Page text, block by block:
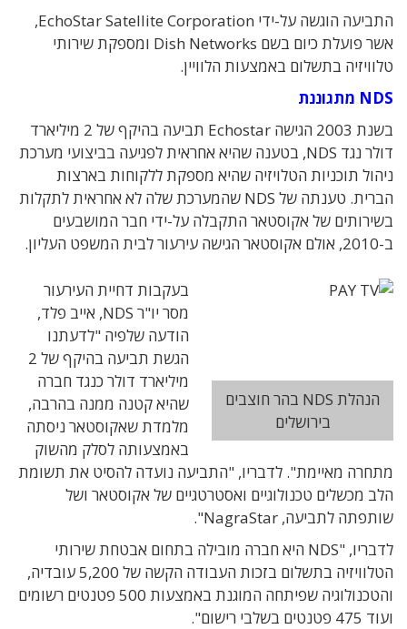
התביעה הוגשה על-ידי EchoStar Satellite Corporation,
אשר פועלת כיום בשם Dish Networks ומספקת שירותי
טלוויזיה בתשלום באמצעות הלוויין.
NDS מתגוננת
בשנת 2003 הגישה Echostar תביעה בהיקף של 2 מיליארד
דולר נגד NDS, בטענה שהיא אחראית לפגיעה בביצועי מערכת
ניהול תוכניות הטלויזיה שהיא מספקת ללקוחות בארצות
הברית. טענתה של NDS שהמערכת שלה לא אחראית לתקלות
בשירותים של אקוסטאר התקבלה על-ידי חבר המושבעים
ב-2010, אולם אקוסטאר הגישה עירעור לבית המשפט העליון.
הנהלת NDS בהר חוצבים
בירושלים
בעקבות דחיית העירעור
מסר יו"ר NDS, אייב פלד,
הודעה שלפיה "לדעתנו
הגשת תביעה בהיקף של 2
מיליארד דולר כנגד חברה
שהיא קטנה ממנה בהרבה,
מלמדת שאקוסטאר ניסתה
באמצעותה לסלק מהשוק
מתחרה מאיימת". לדבריו, "התביעה נועדה להסיט את תשומת
הלב מכשלים טכנולוגיים ואסטרטגיים של אקוסטאר ושל
שותפתה לתביעה, NagraStar".
לדבריו, "NDS היא חברה מובילה בתחום אבטחת שירותי
הטלוויזיה בתשלום בזכות העבודה הקשה של 5,200 עובדיה,
והטכנולוגיה שפיתחה המוגנת באמצעות 500 פטנטים רשומים
ועוד 475 פטנטים בשלבי רישום".